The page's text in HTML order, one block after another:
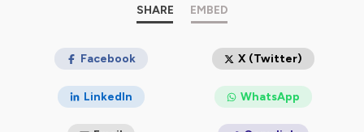
SHARE EMBED
Facebook X (Twitter)
LinkedIn WhatsApp